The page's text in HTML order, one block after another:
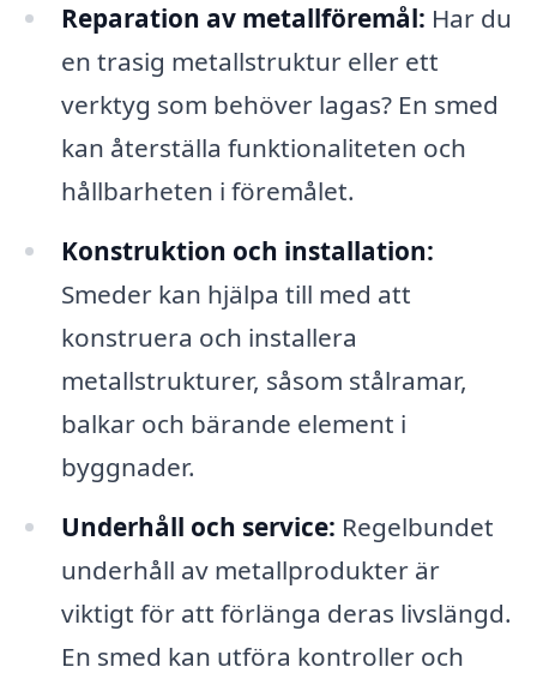
Reparation av metallföremål: Har du
en trasig metallstruktur eller ett
verktyg som behöver lagas? En smed
kan återställa funktionaliteten och
hållbarheten i föremålet.
Konstruktion och installation:
Smeder kan hjälpa till med att
konstruera och installera
metallstrukturer, såsom stålramar,
balkar och bärande element i
byggnader.
Underhåll och service: Regelbundet
underhåll av metallprodukter är
viktigt för att förlänga deras livslängd.
En smed kan utföra kontroller och